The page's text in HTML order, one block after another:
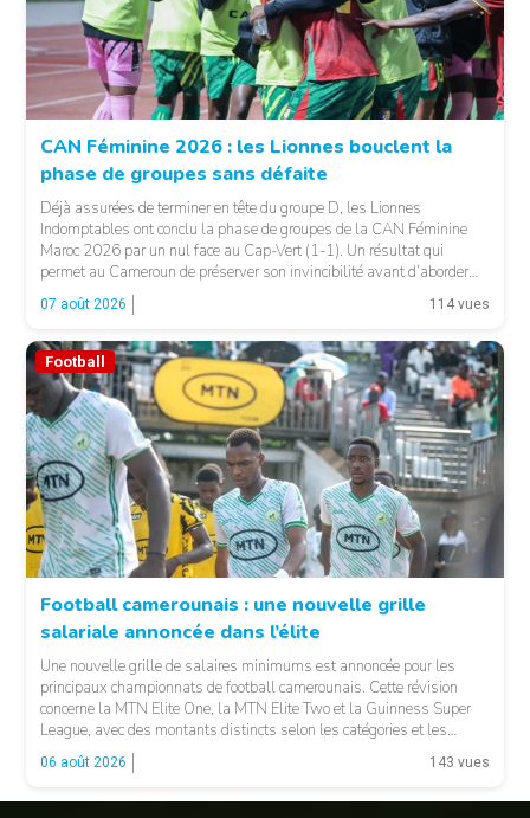
CAN Féminine 2026 : les Lionnes bouclent la
phase de groupes sans défaite
Déjà assurées de terminer en tête du groupe D, les Lionnes
Indomptables ont conclu la phase de groupes de la CAN Féminine
Maroc 2026 par un nul face au Cap-Vert (1-1). Un résultat qui
permet au Cameroun de préserver son invincibilité avant d’aborder
les choses sérieuses. Les Camerounaises ont rapidement pris le
contrôle des opérations […]
07 août 2026 114 vues
Football
Football camerounais : une nouvelle grille
salariale annoncée dans l’élite
Une nouvelle grille de salaires minimums est annoncée pour les
principaux championnats de football camerounais. Cette révision
concerne la MTN Elite One, la MTN Elite Two et la Guinness Super
League, avec des montants distincts selon les catégories et les
fonctions. LA SUITE APRÈS LA PUBLICITÉ Selon les informations
relayées par Allez Les Lions, […]
06 août 2026 143 vues